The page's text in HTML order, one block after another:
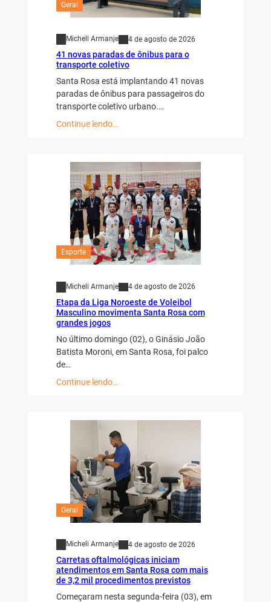
Geral
Micheli Armanje 4 de agosto de 2026
41 novas paradas de ônibus para o
transporte coletivo
Santa Rosa está implantando 41 novas
paradas de ônibus para passageiros do
transporte coletivo urbano.…
Continue lendo…
Esporte
Micheli Armanje 4 de agosto de 2026
Etapa da Liga Noroeste de Voleibol
Masculino movimenta Santa Rosa com
grandes jogos
No último domingo (02), o Ginásio João
Batista Moroni, em Santa Rosa, foi palco
de…
Continue lendo…
Geral
Micheli Armanje 4 de agosto de 2026
Carretas oftalmológicas iniciam
atendimentos em Santa Rosa com mais
de 3,2 mil procedimentos previstos
Começaram nesta segunda-feira (03), em